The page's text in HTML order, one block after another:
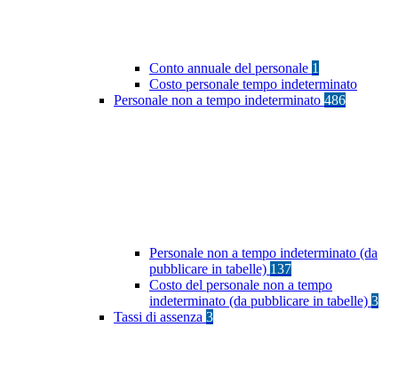
Conto annuale del personale 1
Costo personale tempo indeterminato
Personale non a tempo indeterminato 486
Personale non a tempo indeterminato (da
pubblicare in tabelle) 137
Costo del personale non a tempo
indeterminato (da pubblicare in tabelle) 3
Tassi di assenza 3